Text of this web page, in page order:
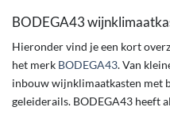
BODEGA43
Hieronder vind je een kort
het merk BODEGA43. Van
inbouw wijnklimaatkasten met
geleiderails. BODEGA43 heeft